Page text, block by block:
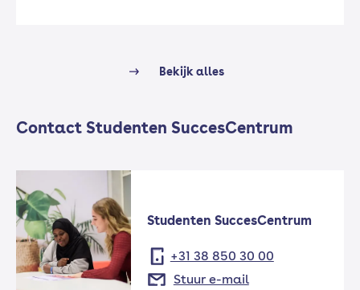
Bekijk alles
Contact Studenten SuccesCentrum
Studenten SuccesCentrum
+31 38 850 30 00
Stuur e-mail